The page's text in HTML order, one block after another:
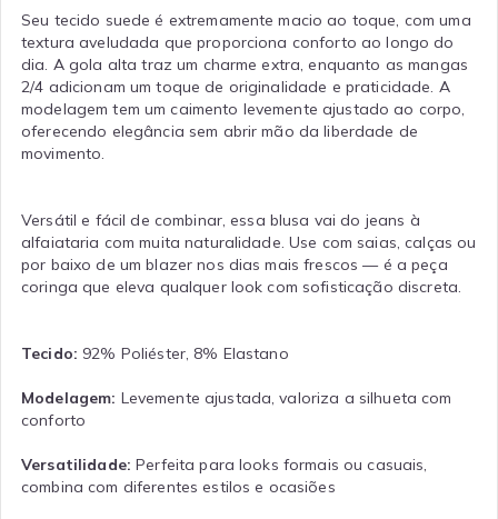
Seu tecido suede é extremamente macio ao toque, com uma
textura aveludada que proporciona conforto ao longo do
dia. A gola alta traz um charme extra, enquanto as mangas
2/4 adicionam um toque de originalidade e praticidade. A
modelagem tem um caimento levemente ajustado ao corpo,
oferecendo elegância sem abrir mão da liberdade de
movimento.
Versátil e fácil de combinar, essa blusa vai do jeans à
alfaiataria com muita naturalidade. Use com saias, calças ou
por baixo de um blazer nos dias mais frescos — é a peça
coringa que eleva qualquer look com sofisticação discreta.
Tecido: 92% Poliéster, 8% Elastano
Modelagem: Levemente ajustada, valoriza a silhueta com
conforto
Versatilidade: Perfeita para looks formais ou casuais,
combina com diferentes estilos e ocasiões